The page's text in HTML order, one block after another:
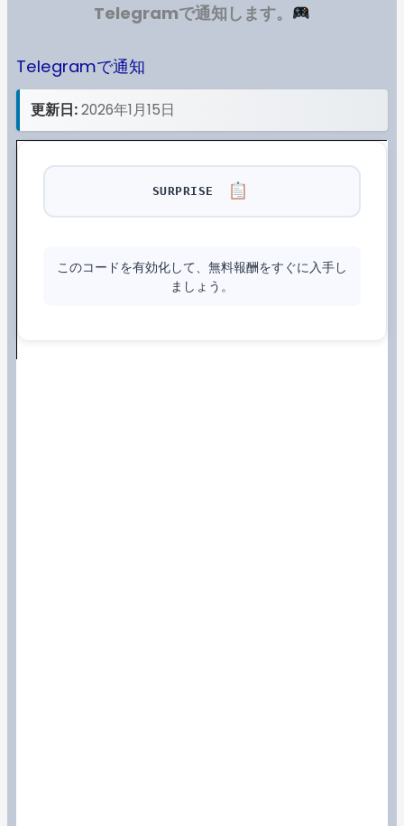
Telegramで通知します。
Telegramで通知
更新日:2026年1月15日
SURPRISE
このコードを有効化して、無料報酬をすぐに入手し
ましょう。